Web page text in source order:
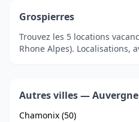
Grospierres
Trouvez les 5 locations
Rhone Alpes). Localisations,
Autres villes —
Chamonix (50)